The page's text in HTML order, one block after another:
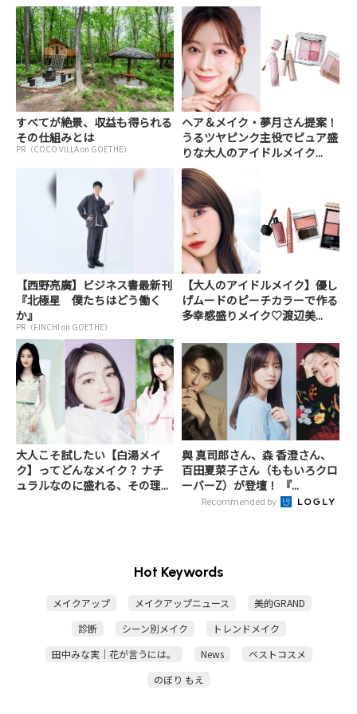
すべてが絶景、収益も得られる
その仕組みとは
PR（COCO VILLA on GOETHE）
ヘア＆メイク・夢月さん提案！
うるツヤピンク主役でピュア盛
りな大人のアイドルメイク...
【西野亮廣】ビジネス書最新刊
『北極星 僕たちはどう働く
か』
PR（FINCHI on GOETHE）
【大人のアイドルメイク】優し
げムードのピーチカラーで作る
多幸感盛りメイク♡渡辺美...
大人こそ試したい【白湯メイ
ク】ってどんなメイク？ ナチ
ュラルなのに盛れる、その理...
與 真司郎さん、森 香澄さん、
百田夏菜子さん（ももいろクロ
ーバーZ）が登壇！ 『...
Recommended by
Hot Keywords
メイクアップ メイクアップニュース
美的GRAND
診断
シーン別メイク
トレンドメイク
田中みな実｜花が言うには。
News
ベストコスメ
のぼり もえ